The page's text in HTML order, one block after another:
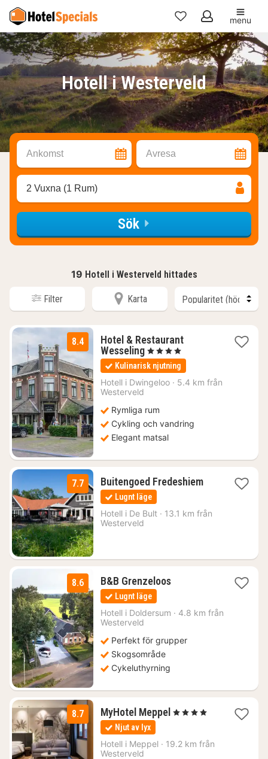
Mina
favoriter
menu
Hotell i Westerveld
Ankomst Avresa
2 Vuxna (1 Rum)
Sök
19 Hotell i Westerveld hittades
Filter Karta
8.4
Hotel & Restaurant
Wesseling1
natt
från
1099
, 4 Stjärnor
Kulinarisk njutning
Hotell i Dwingeloo · 5.4 km från
Westerveld
Rymliga rum
Cykling och vandring
Elegant matsal
7.7 Buitengoed Fredeshiem1
1338
Lugnt läge
Hotell i De Bult · 13.1 km från
Westerveld
8.6 B&B Grenzeloos2
1771
Lugnt läge
Hotell i Doldersum · 4.8 km från
Westerveld
Perfekt för grupper
Skogsområde
Cykeluthyrning
8.7 MyHotel Meppel 1
1386
, 4 Stjärnor
Njut av lyx
Hotell i Meppel · 19.2 km från
Westerveld